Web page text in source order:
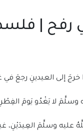
خرجَ إلى العيدينِ رجعَ
لا يَغْدُو يَومَ
وسلَّمَ العِيدَيْنِ، غيرَ